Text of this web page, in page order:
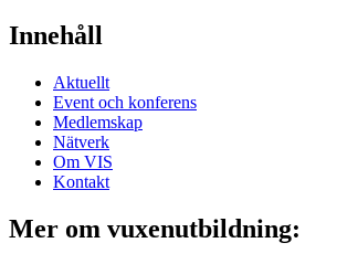
Innehåll
Aktuellt
Event och konferens
Medlemskap
Nätverk
Om VIS
Kontakt
Mer om vuxenutbildning: